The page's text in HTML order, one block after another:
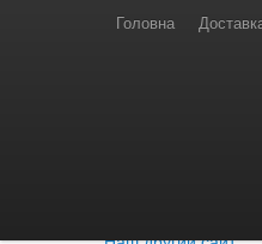
Головна
Лайф: (063) 527-76-88